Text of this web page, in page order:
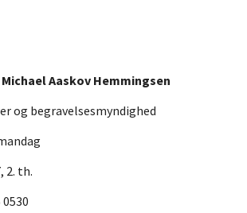
Aaskov Hemmingsen
og begravelsesmyndighed
2. th.